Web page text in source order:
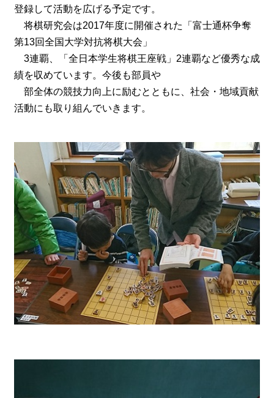
登録して活動を広げる予定です。
将棋研究会は2017年度に開催された「富士通杯争奪
第13回全国大学対抗将棋大会」
3連覇、「全日本学生将棋王座戦」2連覇など優秀な成
績を収めています。今後も部員や
部全体の競技力向上に励むとともに、社会・地域貢献
活動にも取り組んでいきます。